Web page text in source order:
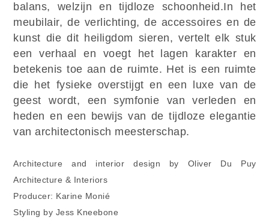
balans, welzijn en tijdloze schoonheid.In het
meubilair, de verlichting, de accessoires en de
kunst die dit heiligdom sieren, vertelt elk stuk
een verhaal en voegt het lagen karakter en
betekenis toe aan de ruimte. Het is een ruimte
die het fysieke overstijgt en een luxe van de
geest wordt, een symfonie van verleden en
heden en een bewijs van de tijdloze elegantie
van architectonisch meesterschap.
Architecture and interior design by Oliver Du Puy
Architecture & Interiors
Producer: Karine Monié
Styling by Jess Kneebone